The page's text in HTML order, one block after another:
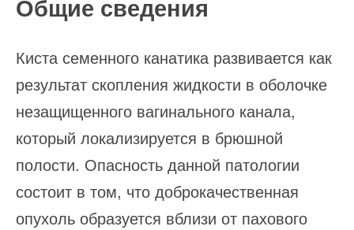
Общие сведения
Киста семенного канатика развивается как
результат скопления жидкости в оболочке
незащищенного вагинального канала,
который локализируется в брюшной
полости. Опасность данной патологии
состоит в том, что доброкачественная
опухоль образуется вблизи от пахового